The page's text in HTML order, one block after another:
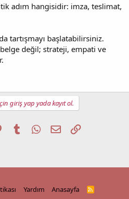
adım hangisidir: imza, teslimat,
tartışmayı başlatabilirsiniz.
değil; strateji, empati ve
giriş yap yada kayıt ol.
PinterestTumblrWhatsApp
E-postaLink
Yardım Anasayfa
R